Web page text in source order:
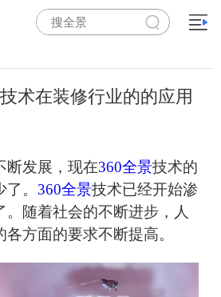
术在装修行业的的应用
发展，现在360全景技术的
。 360全景技术已经开始渗
。随着社会的不断进步，人
方面的要求不断提高。